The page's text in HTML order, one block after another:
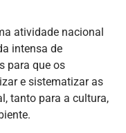
atividade nacional
intensa de
para que os
e sistematizar as
tanto para a cultura,